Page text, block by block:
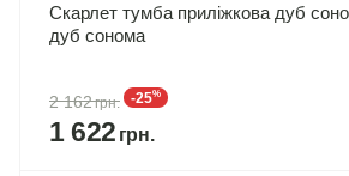
Скарлет тумба приліжкова дуб
дуб сонома
2 162 -25%
1 622